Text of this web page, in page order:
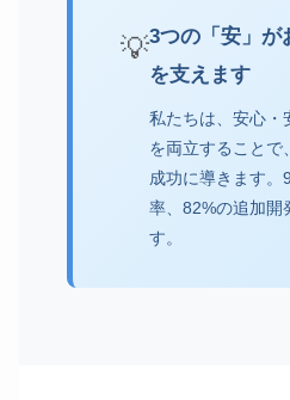
💡3つの「安」が
を支えます
私たちは、安心・
を両立することで
成功に導きます。
率、82%の追加開
す。